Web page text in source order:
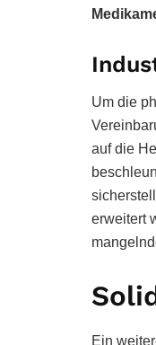
Um die
auf die
erweitert
Ein